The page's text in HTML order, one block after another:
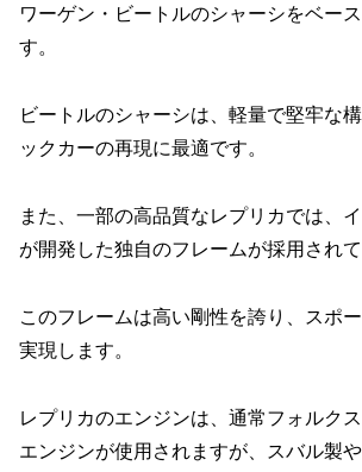
ワーゲン・ビートルのシャーシをベー
す。
ビートルのシャーシは、軽量で堅牢な
ックカーの再現に最適です。
また、一部の高品質なレプリカでは、
が開発した独自のフレームが採用されて
このフレームは高い剛性を誇り、スポ
実現します。
レプリカのエンジンは、通常フォルク
エンジンが使用されますが、スバル製